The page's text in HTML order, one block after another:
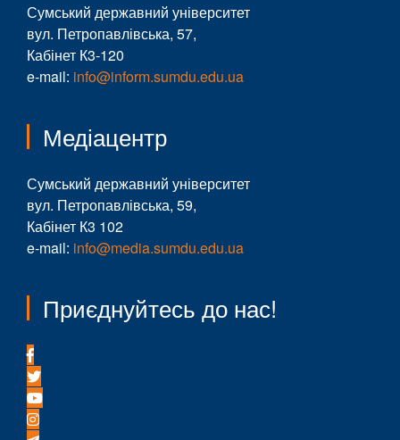
Сумський державний університет
вул. Петропавлівська, 57,
Кабінет К3-120
e-mail: info@inform.sumdu.edu.ua
Медіацентр
Сумський державний університет
вул. Петропавлівська, 59,
Кабінет К3 102
e-mail: info@media.sumdu.edu.ua
Приєднуйтесь до нас!